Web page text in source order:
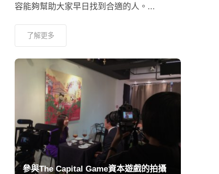
容能夠幫助大家早日找到合適的人。...
了解更多
參與The Capital Game資本遊戲的拍攝